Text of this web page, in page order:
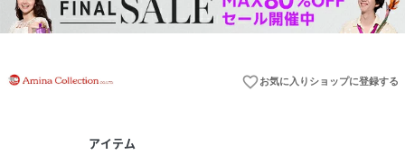
favorite_borderお気に入りショップに登録する
アイテム